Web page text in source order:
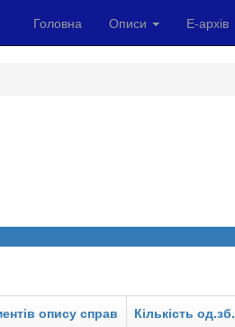
Головна Описи Е-архів
опису справ Кількість од.зб.